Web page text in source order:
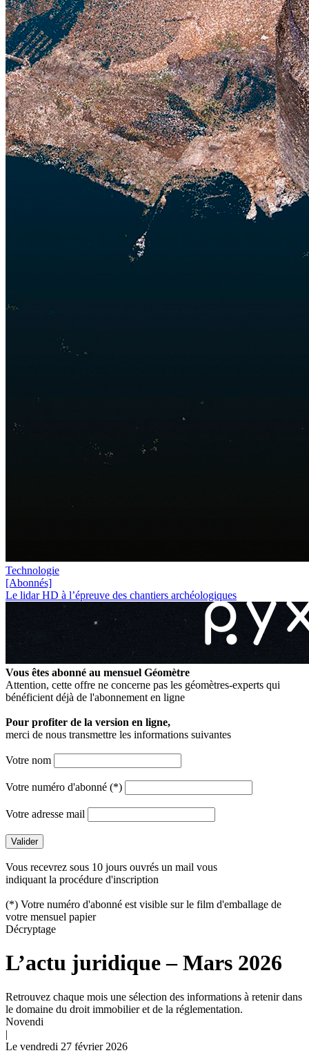
Technologie
[Abonnés]
Le lidar HD à l’épreuve des chantiers archéologiques
Vous êtes abonné au mensuel Géomètre
Attention, cette offre ne concerne pas les géomètres-experts qui
bénéficient déjà de l'abonnement en ligne
Pour profiter de la version en ligne,
merci de nous transmettre les informations suivantes
Votre nom
Votre numéro d'abonné (*)
Votre adresse mail
Vous recevrez sous 10 jours ouvrés un mail vous
indiquant la procédure d'inscription
(*) Votre numéro d'abonné est visible sur le film d'emballage de
votre mensuel papier
Décryptage
L’actu juridique – Mars 2026
Retrouvez chaque mois une sélection des informations à retenir dans
le domaine du droit immobilier et de la réglementation.
Novendi
|
Le vendredi 27 février 2026